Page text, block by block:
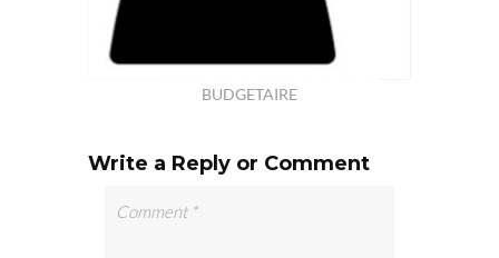
BUDGETAIRE
Write a Reply or Comment